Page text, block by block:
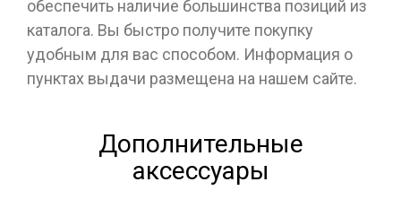
обеспечить наличие большинства позиций из
каталога. Вы быстро получите покупку
удобным для вас способом. Информация о
пунктах выдачи размещена на нашем сайте.
Дополнительные
аксессуары